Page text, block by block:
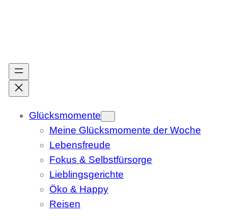
Glücksmomente
Meine Glücksmomente der Woche
Lebensfreude
Fokus & Selbstfürsorge
Lieblingsgerichte
Öko & Happy
Reisen